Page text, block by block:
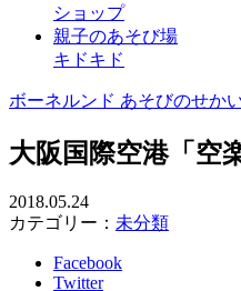
ショップ
親子のあそび場
キドキド
ボーネルンド あそびのせか
大阪国際空港「空
2018.05.24
カテゴリー： 未分類
Facebook
Twitter